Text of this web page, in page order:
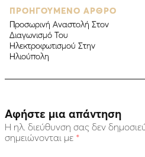
ΠΡΟΗΓΟΥΜΕΝΟ ΑΡΘΡΟ
Προσωρινή Αναστολή Στον
Διαγωνισμό Του
Ηλεκτροφωτισμού Στην
Ηλιούπολη
Αφήστε μια απάντηση
Η ηλ. διεύθυνση σας δεν
σημειώνονται με *